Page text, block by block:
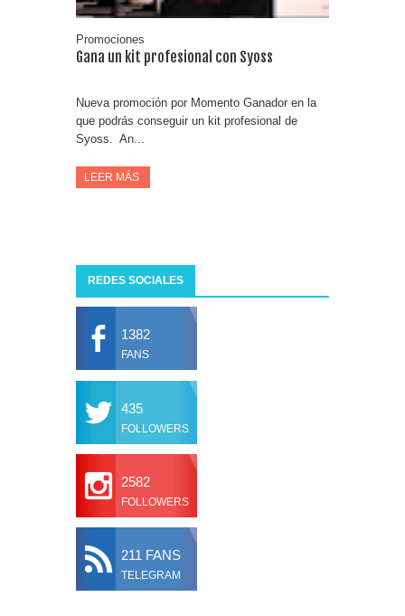
Promociones
Gana un kit profesional con Syoss
Nueva promoción por Momento Ganador en la
que podrás conseguir un kit profesional de
Syoss. An...
LEER MÁS
REDES SOCIALES
1382
FANS
435
FOLLOWERS
2582
FOLLOWERS
211 FANS
TELEGRAM